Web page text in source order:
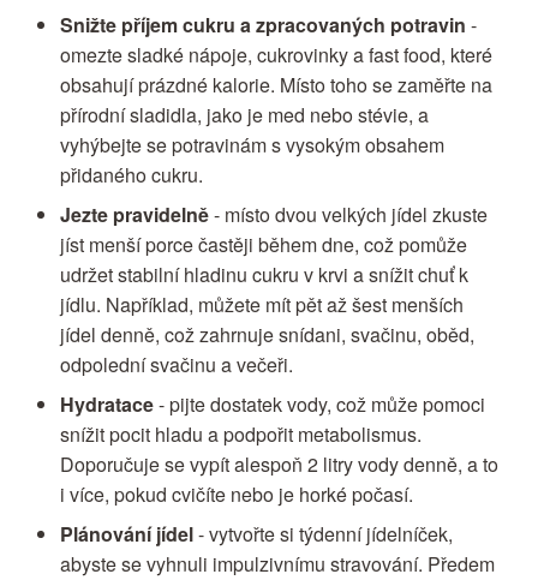
Snižte příjem cukru a zpracovaných potravin -
omezte sladké nápoje, cukrovinky a fast food, které
obsahují prázdné kalorie. Místo toho se zaměřte na
přírodní sladidla, jako je med nebo stévie, a
vyhýbejte se potravinám s vysokým obsahem
přidaného cukru.
Jezte pravidelně- místo dvou velkých jídel zkuste
jíst menší porce častěji během dne, což pomůže
udržet stabilní hladinu cukru v krvi a snížit chuť k
jídlu. Například, můžete mít pět až šest menších
jídel denně, což zahrnuje snídani, svačinu, oběd,
odpolední svačinu a večeři.
Hydratace- pijte dostatek vody, což může pomoci
snížit pocit hladu a podpořit metabolismus.
Doporučuje se vypít alespoň 2 litry vody denně, a to
i více, pokud cvičíte nebo je horké počasí.
Plánování jídel- vytvořte si týdenní jídelníček,
abyste se vyhnuli impulzivnímu stravování. Předem